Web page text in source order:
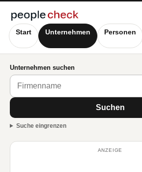
Start Unternehmen Personen
Unternehmen suchen
Suchen
Suche eingrenzen
ANZEIGE